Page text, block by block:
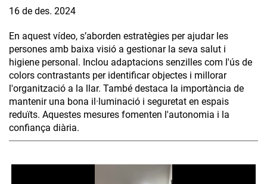
16 de des. 2024
En aquest vídeo, s’aborden estratègies per ajudar les
persones amb baixa visió a gestionar la seva salut i
higiene personal. Inclou adaptacions senzilles com l'ús de
colors contrastants per identificar objectes i millorar
l'organització a la llar. També destaca la importància de
mantenir una bona il·luminació i seguretat en espais
reduïts. Aquestes mesures fomenten l'autonomia i la
confiança diària.